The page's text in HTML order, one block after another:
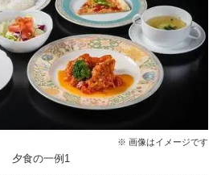
※ 画像はイメージです
夕食の一例1